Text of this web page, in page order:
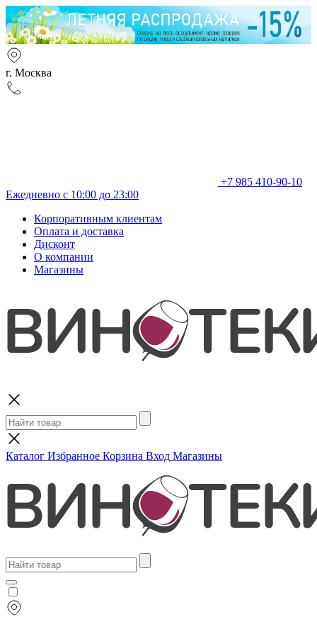
г. Москва
+7 985 410-90-10
Ежедневно с 10:00 до 23:00
Корпоративным клиентам
Оплата и доставка
Дисконт
О компании
Магазины
Каталог Избранное Корзина Вход Магазины